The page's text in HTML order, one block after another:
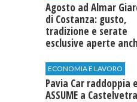
Agosto ad Almar
di Costanza: gusto,
tradizione e serate
esclusive aperte
ECONOMIA E LAVORO
Pavia Car raddoppia e
ASSUME a